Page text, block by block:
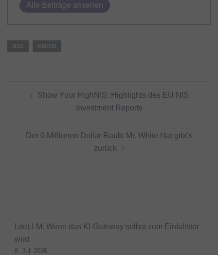
Alle Beiträge ansehen
B3S KRITIS
Show Your HighNIS: Highlights des EU NIS
Investment Reports
­Der 0 Millionen Dollar Raub: Mr. White Hat gibt’s
zurück
LiteLLM: Wenn das KI-Gateway selbst zum Einfallstor
wird
8. Juli 2026